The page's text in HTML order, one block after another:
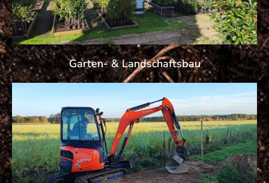
Garten- & Landschaftsbau